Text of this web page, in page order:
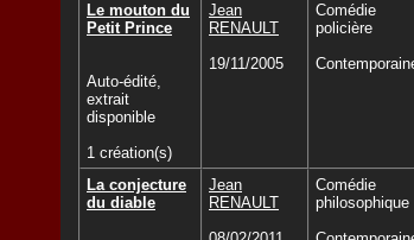
Le mouton du
Petit Prince
Auto-édité,
extrait
disponible
1 création(s)
Jean
RENAULT
19/11/2005
Comédie
policière
La conjecture
du diable
Jean
RENAULT
Comédie
philosophique